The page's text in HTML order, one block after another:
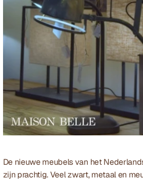
De nieuwe meubels van het
zijn prachtig. Veel zwart, metaal en